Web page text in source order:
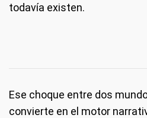
todavía existen.
Ese choque entre dos
convierte en el motor